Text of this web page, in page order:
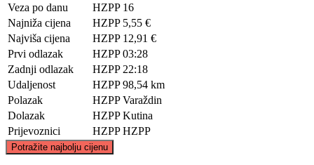
Veza po danu
HZPP 16
Najniža cijena
HZPP 5,55 €
Najviša cijena
HZPP 12,91 €
Prvi odlazak
HZPP 03:28
Zadnji odlazak
HZPP 22:18
Udaljenost
HZPP 98,54 km
Polazak
HZPP Varaždin
Dolazak
HZPP Kutina
Prijevoznici
HZPP HZPP
Potražite najbolju cijenu